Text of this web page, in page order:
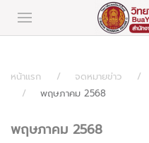
หน้าแรก จดหมายข่าว
พฤษภาคม 2568
พฤษภาคม 2568